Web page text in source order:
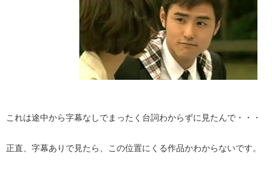
これは途中から字幕なしでまったく台詞わからずに見たんで・・・
正直、字幕ありで見たら、この位置にくる作品かわからないです。